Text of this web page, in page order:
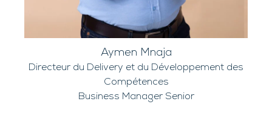
Aymen Mnaja
Directeur du Delivery et du Développement des
Compétences
Business Manager Senior